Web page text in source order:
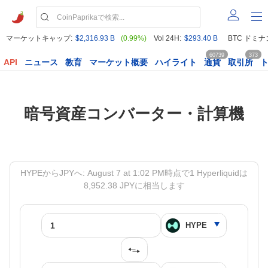
マーケットキャップ: $2,316.93 B (0.99%) Vol 24H: $293.40 B BTC ドミナ
API ニュース 教育 マーケット概要 ハイライト 通貨
60739
取引所
373
暗号資産コンバーター・計算機
HYPEからJPYへ: August 7 at 1:02 PM時点で1 Hyperliquidは
8,952.38 JPYに相当します